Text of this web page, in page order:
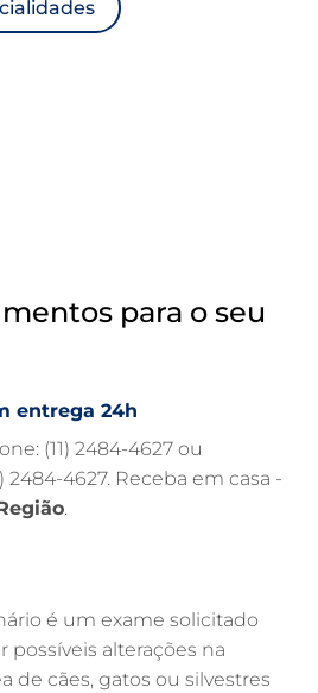
HORAS
24H
para o seu
entrega 24h
(11) 2484-4627 ou
2484-4627. Receba em casa -
.
é um exame solicitado
possíveis alterações na
de cães, gatos ou silvestres